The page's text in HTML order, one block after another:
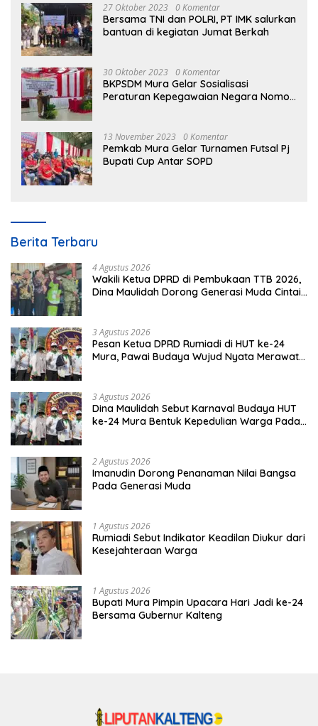
27 Oktober 2023 0 Komentar
Bersama TNI dan POLRI, PT IMK salurkan
bantuan di kegiatan Jumat Berkah
30 Oktober 2023 0 Komentar
BKPSDM Mura Gelar Sosialisasi
Peraturan Kepegawaian Negara Nomor
13 November 2023 0 Komentar
Pemkab Mura Gelar Turnamen Futsal Pj
Bupati Cup Antar SOPD
Berita Terbaru
4 Agustus 2026
Wakili Ketua DPRD di Pembukaan TTB 2026,
Dina Maulidah Dorong Generasi Muda Cintai
3 Agustus 2026
Pesan Ketua DPRD Rumiadi di HUT ke-24
Mura, Pawai Budaya Wujud Nyata Merawat
3 Agustus 2026
Dina Maulidah Sebut Karnaval Budaya HUT
ke-24 Mura Bentuk Kepedulian Warga Pada
2 Agustus 2026
Imanudin Dorong Penanaman Nilai Bangsa
Pada Generasi Muda
1 Agustus 2026
Rumiadi Sebut Indikator Keadilan Diukur dari
Kesejahteraan Warga
1 Agustus 2026
Bupati Mura Pimpin Upacara Hari Jadi ke-24
Bersama Gubernur Kalteng